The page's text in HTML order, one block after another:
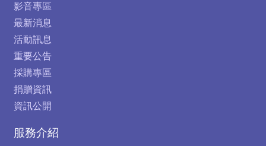
影音專區
最新消息
活動訊息
重要公告
採購專區
捐贈資訊
資訊公開
服務介紹